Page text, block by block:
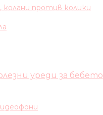
колани против колики
уреди за бебето